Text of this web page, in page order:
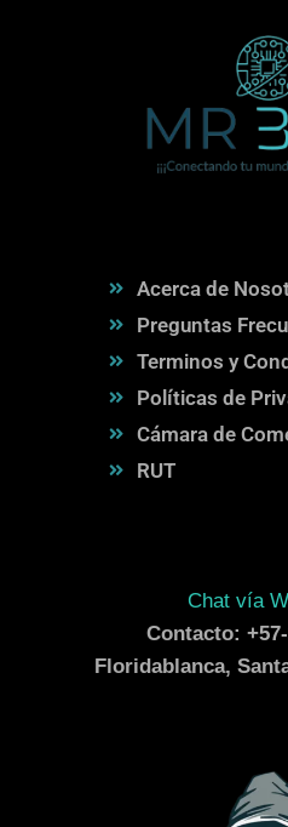
Acerca de
Preguntas
Terminos y
Políticas de
Cámara de
RUT
Chat vía
Contacto:
Floridablanca,